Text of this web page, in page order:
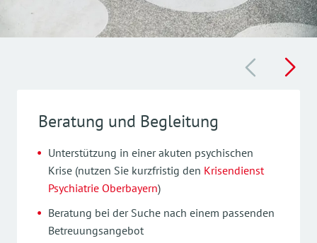
Beratung und Begleitung
Unterstützung in einer akuten psychischen
Krise (nutzen Sie kurzfristig den Krisendienst
Psychiatrie Oberbayern)
Beratung bei der Suche nach einem passenden
Betreuungsangebot